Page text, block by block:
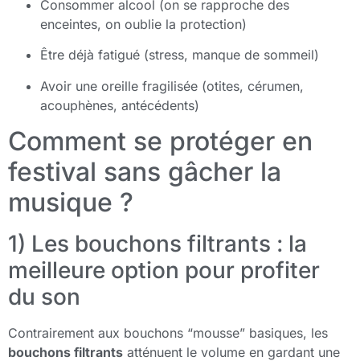
Consommer alcool (on se rapproche des
enceintes, on oublie la protection)
Être déjà fatigué (stress, manque de sommeil)
Avoir une oreille fragilisée (otites, cérumen,
acouphènes, antécédents)
Comment se protéger en
festival sans gâcher la
musique ?
1) Les bouchons filtrants : la
meilleure option pour profiter
du son
Contrairement aux bouchons “mousse” basiques, les
bouchons filtrants atténuent le volume en gardant une